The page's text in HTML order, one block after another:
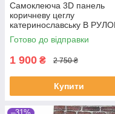
Самоклеюча 3D панель
коричневу цеглу
катеринославську В
20000х700х3мм
Готово до відправки
1 900 ₴ 2 750 ₴
Купити